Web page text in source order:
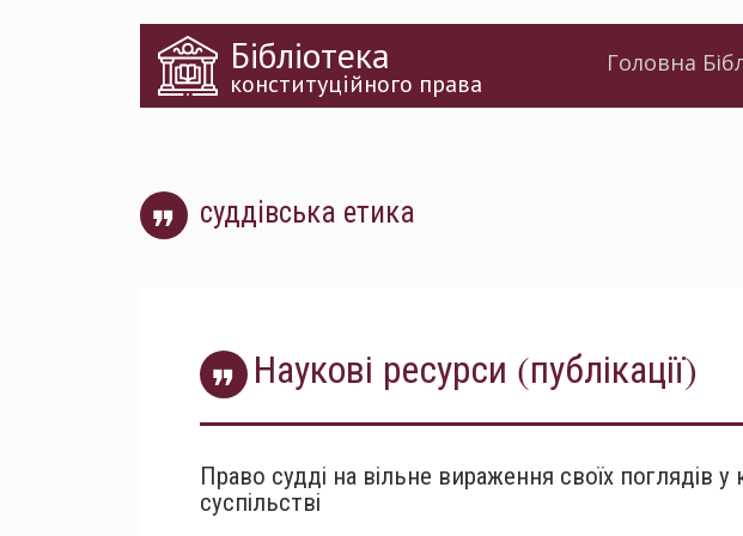
Бібліотека
конституційного права
Головна
суддівська етика
Наукові ресурси (публікації)
Право судді на вільне вираження своїх поглядів
суспільстві